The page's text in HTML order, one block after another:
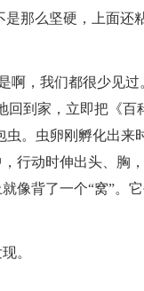
那么坚硬，上面还
啊，我们都很少见
到家，立即把《百
。虫卵刚孵化出来
行动时伸出头、胸
像背了一个“窝”。
。